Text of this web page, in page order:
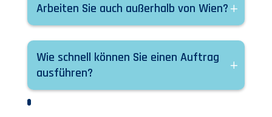
Arbeiten Sie auch außerhalb von Wien?
Wie schnell können Sie einen Auftrag
ausführen?